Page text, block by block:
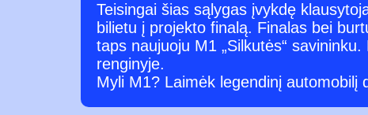
Teisingai šias sąlygas įvykdę
bilietu į projekto finalą. Finalas bei
taps naujuoju M1 „Silkutės“
renginyje.
Myli M1? Laimėk legendinį automobilį